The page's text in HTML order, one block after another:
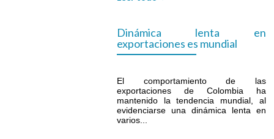
Dinámica lenta en
exportaciones es mundial
El comportamiento de las
exportaciones de Colombia ha
mantenido la tendencia mundial, al
evidenciarse una dinámica lenta en
varios...